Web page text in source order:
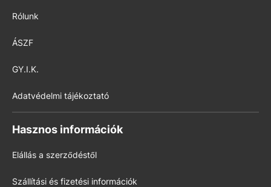
Rólunk
ÁSZF
GY.I.K.
Adatvédelmi tájékoztató
Hasznos információk
Elállás a szerződéstől
Szállítási és fizetési információk